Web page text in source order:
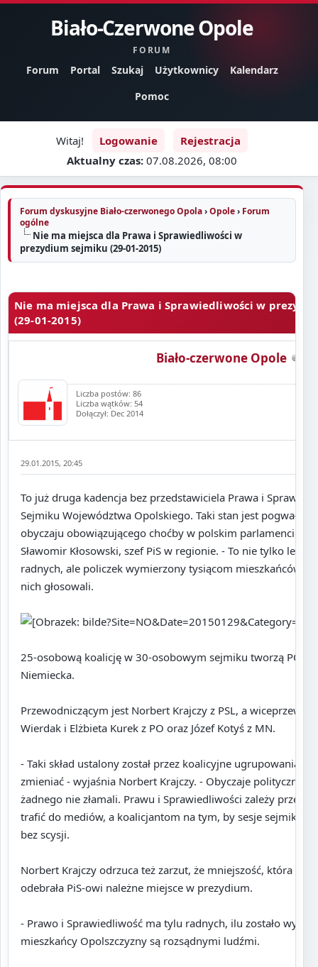
Biało-Czerwone Opole
FORUM
Forum Portal Szukaj Użytkownicy
Kalendarz
Pomoc
Witaj! Logowanie
Rejestracja
Aktualny czas: 07.08.2026, 08:00
Forum dyskusyjne Biało-czerwonego Opola›Opole› Forum
ogólne
Nie ma miejsca dla Prawa i Sprawiedliwości w
prezydium sejmiku (29-01-2015)
Nie ma miejsca dla Prawa i Sprawiedliwości w
(29-01-2015)
Biało-czerwone Opole
Liczba postów: 86
Liczba wątków: 54
Dołączył: Dec 2014
29.01.2015, 20:45
To już druga kadencja bez przedstawiciela Prawa i
Sejmiku Województwa Opolskiego. Taki stan jest
obyczaju obowiązującego choćby w polskim parlamencie -
Sławomir Kłosowski, szef PiS w regionie. - To nie tylko
radnych, ale policzek wymierzony tysiącom mieszkańców
nich głosowali.
25-osobową koalicję w 30-osobowym sejmiku tworzą PO,
Niemiecka.
Przewodniczącym jest Norbert Krajczy z PSL, a
Wierdak i Elżbieta Kurek z PO oraz Józef Kotyś z MN.
- Taki skład ustalony został przez koalicyjne ugrupowania i
zmieniać - wyjaśnia Norbert Krajczy. - Obyczaje polityczne
żadnego nie złamali. Prawu i Sprawiedliwości zależy
trafić do mediów, a koalicjantom na tym, by sesje sejmiku
bez scysji.
Norbert Krajczy odrzuca też zarzut, że mniejszość, która
odebrała PiS-owi należne miejsce w prezydium.
- Prawo i Sprawiedliwość ma tylu radnych, ilu zostało
mieszkańcy Opolszczyzny są rozsądnymi ludźmi.